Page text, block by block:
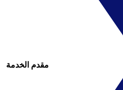
مقدم الخدمة